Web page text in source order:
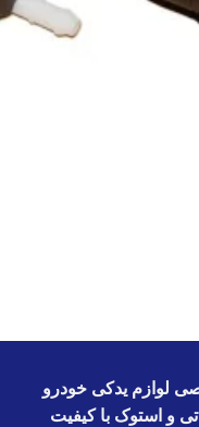
لوازم یدکی خودرو
و استوک با کیفیت